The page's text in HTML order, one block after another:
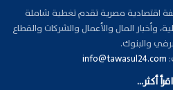
"تواصل24" صحيفة اقتصادية مصرية تقدم تغطية شاملة
وأخبار المال والأعمال والشركات والقطاع
والبنوك.
info@tawasul24.com
اقرأ أكثر...